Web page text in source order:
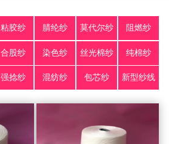
粘胶纱 腈纶纱 莫代尔纱 阻燃纱
合股纱 染色纱 丝光棉纱 纯棉纱
强捻纱 混纺纱 包芯纱 新型纱线